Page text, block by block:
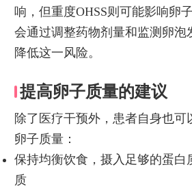
响，但重度OHSS则可能影响卵
会通过调整药物剂量和监测卵泡
降低这一风险。
提高卵子质量的建议
除了医疗干预外，患者自身也可
卵子质量：
保持均衡饮食，摄入足够的蛋白
质